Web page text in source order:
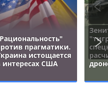
прагматики.
истощается
интересах США